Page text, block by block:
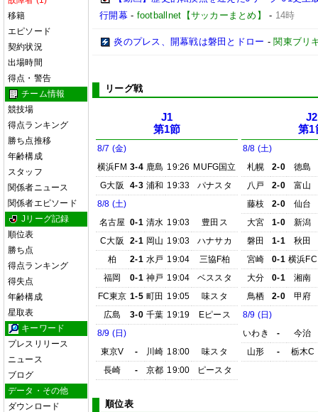
移籍
エピソード
契約状況
出場時間
得点・警告
チーム情報
競技場
得点ランキング
勝ち点推移
年齢構成
スタッフ
関係者ニュース
関係者エピソード
Jリーグ記録
順位表
勝ち点
得点ランキング
得失点
年齢構成
星取表
キーワード
プレスリリース
ニュース
ブログ
データ・その他
ダウンロード
行開幕- footballnet【サッカーまとめ】 - 14時
炎のプレス、開幕戦は磐田とドロー - 関東ブリ
リーグ戦
J1
第1節
8/7 (金)
横浜FM 3-4 鹿島 19:26 MUFG国立
G大阪
4-3 浦和 19:33
パナスタ
8/8 (土)
名古屋 0-1 清水 19:03
豊田ス
C大阪
2-1 岡山 19:03
ハナサカ
柏
2-1 水戸 19:04
三協F柏
福岡
0-1 神戸 19:04
ベススタ
FC東京 1-5 町田 19:05
味スタ
広島
3-0 千葉 19:19
Eピース
8/9 (日)
東京V
- 川崎 18:00
味スタ
長崎
- 京都 19:00 ピースタ
J2
第1
8/8 (土)
札幌
2-0
徳島
八戸
2-0
富山
藤枝
2-0
仙台
大宮
1-0
新潟
磐田
1-1
秋田
宮崎
0-1 横浜FC
大分
0-1
湘南
鳥栖
2-0
甲府
8/9 (日)
いわき
-
今治
山形
- 栃木C
順位表